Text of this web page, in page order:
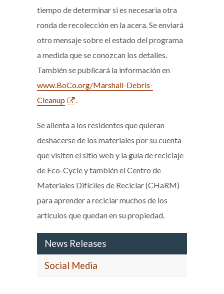
tiempo de determinar si es necesaria otra
ronda de recolección en la acera. Se enviará
otro mensaje sobre el estado del programa
a medida que se conozcan los detalles.
También se publicará la información en
www.BoCo.org/Marshall-Debris-
Cleanup
.
Se alienta a los residentes que quieran
deshacerse de los materiales por su cuenta
que visiten el sitio web y la guía de reciclaje
de Eco-Cycle y también el Centro de
Materiales Difíciles de Reciclar (CHaRM)
para aprender a reciclar muchos de los
artículos que quedan en su propiedad.
News Releases
Social Media